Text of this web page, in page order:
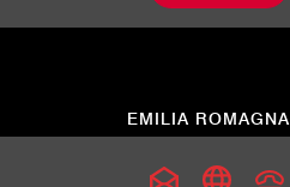
EMILIA ROMAGNA